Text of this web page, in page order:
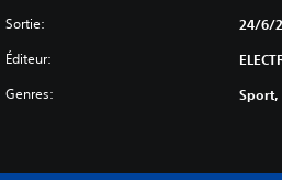
Sortie: 24/6/
Éditeur:
Genres: Sport,